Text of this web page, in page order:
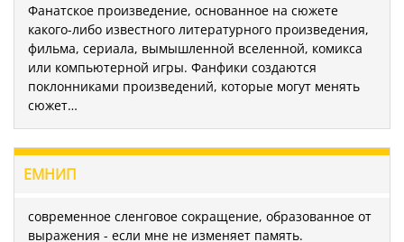
Фанатское произведение, основанное на сюжете
какого-либо известного литературного произведения,
фильма, сериала, вымышленной вселенной, комикса
или компьютерной игры. Фанфики создаются
поклонниками произведений, которые могут менять
сюжет…
ЕМНИП
современное сленговое сокращение, образованное от
выражения - если мне не изменяет память.